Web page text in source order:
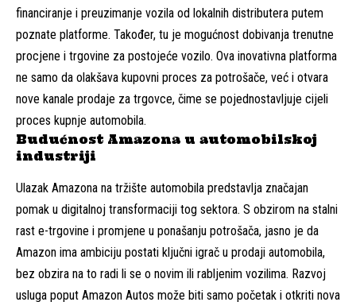
financiranje i preuzimanje vozila od lokalnih distributera putem
poznate platforme. Također, tu je mogućnost dobivanja trenutne
procjene i trgovine za postojeće vozilo. Ova inovativna platforma
ne samo da olakšava kupovni proces za potrošače, već i otvara
nove kanale prodaje za trgovce, čime se pojednostavljuje cijeli
proces kupnje automobila.
Budućnost Amazona u automobilskoj
industriji
Ulazak Amazona na tržište automobila predstavlja značajan
pomak u digitalnoj transformaciji tog sektora. S obzirom na stalni
rast e-trgovine i promjene u ponašanju potrošača, jasno je da
Amazon ima ambiciju postati ključni igrač u prodaji automobila,
bez obzira na to radi li se o novim ili rabljenim vozilima. Razvoj
usluga poput Amazon Autos može biti samo početak i otkriti nova